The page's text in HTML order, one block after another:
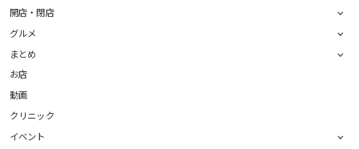
開店・閉店
グルメ
まとめ
お店
動画
クリニック
イベント